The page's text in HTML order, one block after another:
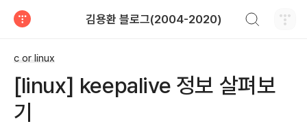
김용환 블로그(2004-2020)
c or linux
[linux] keepalive 정보 살펴보
기